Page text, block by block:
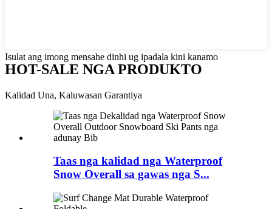
Isulat ang imong mensahe dinhi ug ipadala kini kanamo
HOT-SALE NGA PRODUKTO
Kalidad Una, Kaluwasan Garantiya
Taas nga kalidad nga Waterproof
Snow Overall sa gawas nga S...